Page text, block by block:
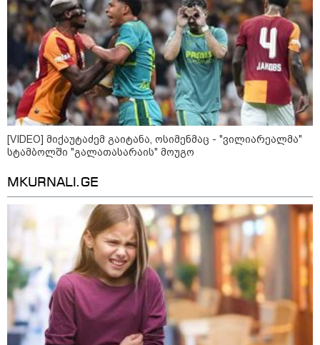
აგვისტო
პროგნოზი
აგვისტო აგარაკზე: ეს 5 საქმე
უნდა მოასწროთ შემოდგომის
დადგომამდე
ფული ამ ზოდიაქოს ნიშნების
ხელში აღმოჩნდება: ვინ
გამდიდრდება?
როგორ ჩავიცვათ 40 წლის
შემდეგ: მილიონერების
სტილისტის 8 ოქროს წესი და
აუცილებელი სამოსი
[VIDEO] მიქაუტაძემ გაიტანა, ოსიმენმაც - "ვილიარეალმა"
სტამბოლში "გალათასარაის" მოუგო
MKURNALI.GE